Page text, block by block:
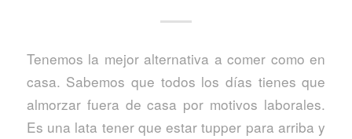
Tenemos la mejor alternativa a comer como en
casa. Sabemos que todos los días tienes que
almorzar fuera de casa por motivos laborales.
Es una lata tener que estar tupper para arriba y